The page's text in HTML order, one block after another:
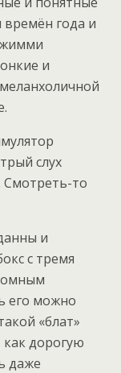
года и
и
слух
Смотреть-то
и
с тремя
его можно
«блат»
как дорогую
даже